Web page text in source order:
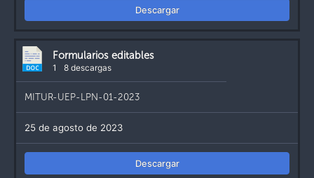
Descargar
Formularios editables
1 8 descargas
MITUR-UEP-LPN-01-2023
25 de agosto de 2023
Descargar